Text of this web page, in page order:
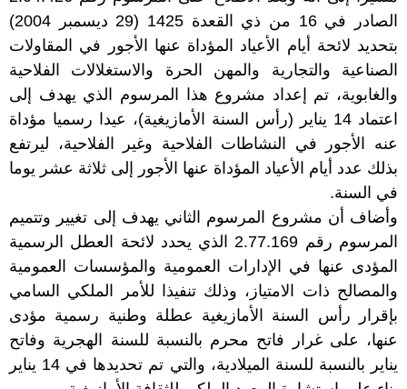
الصادر في 16 من ذي القعدة 1425 (29 ديسمبر 2004)
بتحديد لائحة أيام الأعياد المؤداة عنها الأجور في المقاولات
الصناعية والتجارية والمهن الحرة والاستغلالات الفلاحية
والغابوية، تم إعداد مشروع هذا المرسوم الذي يهدف إلى
اعتماد 14 يناير (رأس السنة الأمازيغية)، عيدا رسميا مؤداة
عنه الأجور في النشاطات الفلاحية وغير الفلاحية، ليرتفع
بذلك عدد أيام الأعياد المؤداة عنها الأجور إلى ثلاثة عشر يوما
في السنة.
وأضاف أن مشروع المرسوم الثاني يهدف إلى تغيير وتتميم
المرسوم رقم 2.77.169 الذي يحدد لائحة العطل الرسمية
المؤدى عنها في الإدارات العمومية والمؤسسات العمومية
والمصالح ذات الامتياز، وذلك تنفيذا للأمر الملكي السامي
بإقرار رأس السنة الأمازيغية عطلة وطنية رسمية مؤدى
عنها، على غرار فاتح محرم بالنسبة للسنة الهجرية وفاتح
يناير بالنسبة للسنة الميلادية، والتي تم تحديدها في 14 يناير